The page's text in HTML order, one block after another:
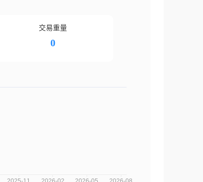
交易重量
0